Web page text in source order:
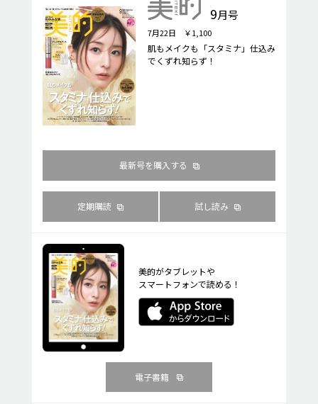
9月号
7月22日 ￥1,100
肌もメイクも「スタミナ」仕込み
でくずれ知らず！
最新号を購入する
定期購読 試し読み
美的がタブレットや
スマートフォンで読める！
電子書籍